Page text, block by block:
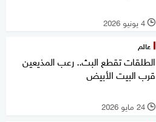
l 4 يونيو 2026
عالم
الطلقات تقطع البث.. رعب المذيعين
قرب البيت الأبيض
l 24 مايو 2026